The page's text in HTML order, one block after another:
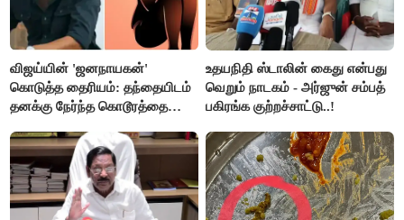
விஜய்யின் 'ஜனநாயகன்'
கொடுத்த தைரியம்: தந்தையிடம்
தனக்கு நேர்ந்த கொடூரத்தை
உதயநிதி ஸ்டாலின் கைது என்பது
வெறும் நாடகம் - அர்ஜுன் சம்பத்
பகிரங்க குற்றச்சாட்டு..!